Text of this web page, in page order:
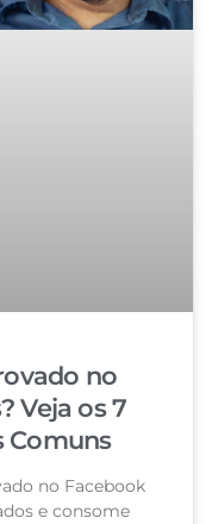
no
Veja os 7
Comuns
no Facebook
e consome